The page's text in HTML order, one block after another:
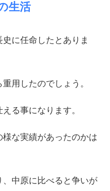
生活
に任命したとありま
用したのでしょう。
る事になります。
な実績があったのかは
中原に比べると争いが